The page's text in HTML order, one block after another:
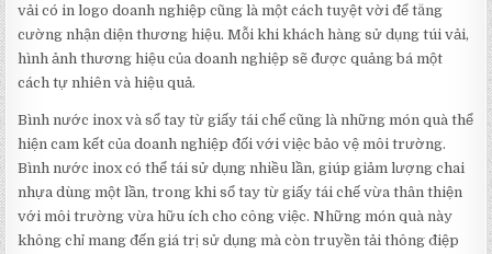
vải có in logo doanh nghiệp cũng là một cách tuyệt vời để tăng
cường nhận diện thương hiệu. Mỗi khi khách hàng sử dụng túi vải,
hình ảnh thương hiệu của doanh nghiệp sẽ được quảng bá một
cách tự nhiên và hiệu quả.
Bình nước inox và sổ tay từ giấy tái chế cũng là những món quà thể
hiện cam kết của doanh nghiệp đối với việc bảo vệ môi trường.
Bình nước inox có thể tái sử dụng nhiều lần, giúp giảm lượng chai
nhựa dùng một lần, trong khi sổ tay từ giấy tái chế vừa thân thiện
với môi trường vừa hữu ích cho công việc. Những món quà này
không chỉ mang đến giá trị sử dụng mà còn truyền tải thông điệp